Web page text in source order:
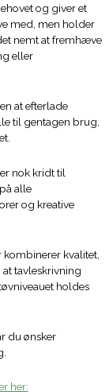
og giver et
med, men holder
nemt at fremhæve
eller
at efterlade
til gentagen brug,
nok kridt til
alle
og kreative
kvalitet,
tavleskrivning
holdes
du ønsker
her: